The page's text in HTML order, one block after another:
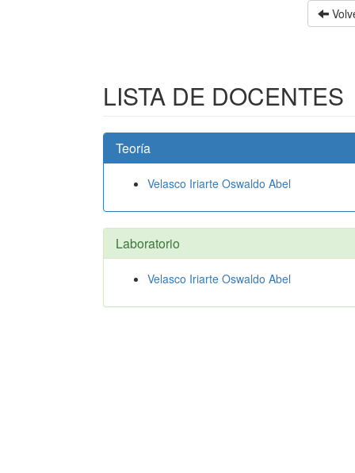
LISTA DE DOCENTES
Teoría
Velasco Iriarte Oswaldo Abel
Laboratorio
Velasco Iriarte Oswaldo Abel